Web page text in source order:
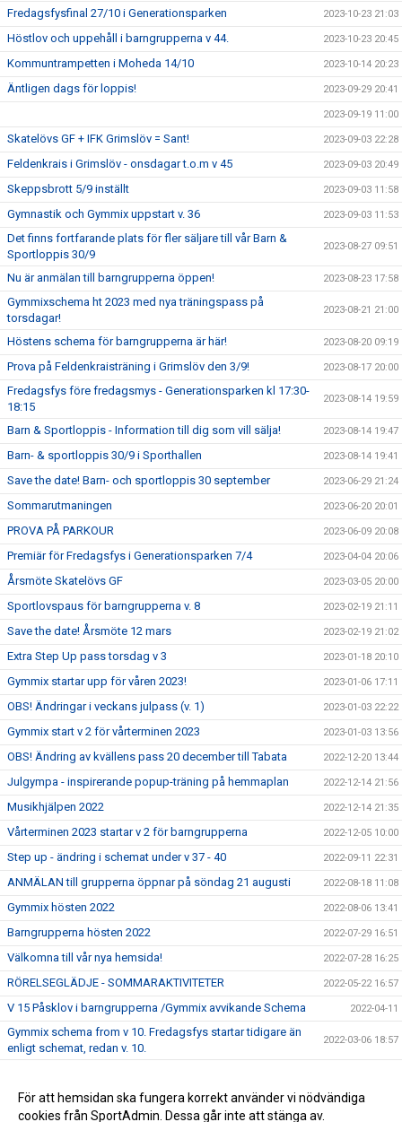
Fredagsfysfinal 27/10 i Generationsparken 2023-10-23 21:03
Höstlov och uppehåll i barngrupperna v 44. 2023-10-23 20:45
Kommuntrampetten i Moheda 14/10 2023-10-14 20:23
Äntligen dags för loppis! 2023-09-29 20:41
2023-09-19 11:00
Skatelövs GF + IFK Grimslöv = Sant! 2023-09-03 22:28
Feldenkrais i Grimslöv - onsdagar t.o.m v 45 2023-09-03 20:49
Skeppsbrott 5/9 inställt 2023-09-03 11:58
Gymnastik och Gymmix uppstart v. 36 2023-09-03 11:53
Det finns fortfarande plats för fler säljare till vår Barn &
Sportloppis 30/9
2023-08-27 09:51
Nu är anmälan till barngrupperna öppen! 2023-08-23 17:58
Gymmixschema ht 2023 med nya träningspass på
torsdagar!
2023-08-21 21:00
Höstens schema för barngrupperna är här! 2023-08-20 09:19
Prova på Feldenkraisträning i Grimslöv den 3/9! 2023-08-17 20:00
Fredagsfys före fredagsmys - Generationsparken kl 17:30-
18:15
2023-08-14 19:59
Barn & Sportloppis - Information till dig som vill sälja! 2023-08-14 19:47
Barn- & sportloppis 30/9 i Sporthallen 2023-08-14 19:41
Save the date! Barn- och sportloppis 30 september 2023-06-29 21:24
Sommarutmaningen 2023-06-20 20:01
PROVA PÅ PARKOUR 2023-06-09 20:08
Premiär för Fredagsfys i Generationsparken 7/4 2023-04-04 20:06
Årsmöte Skatelövs GF 2023-03-05 20:00
Sportlovspaus för barngrupperna v. 8 2023-02-19 21:11
Save the date! Årsmöte 12 mars 2023-02-19 21:02
Extra Step Up pass torsdag v 3 2023-01-18 20:10
Gymmix startar upp för våren 2023! 2023-01-06 17:11
OBS! Ändringar i veckans julpass (v. 1) 2023-01-03 22:22
Gymmix start v 2 för vårterminen 2023 2023-01-03 13:56
OBS! Ändring av kvällens pass 20 december till Tabata 2022-12-20 13:44
Julgympa - inspirerande popup-träning på hemmaplan 2022-12-14 21:56
Musikhjälpen 2022 2022-12-14 21:35
Vårterminen 2023 startar v 2 för barngrupperna 2022-12-05 10:00
Step up - ändring i schemat under v 37 - 40 2022-09-11 22:31
ANMÄLAN till grupperna öppnar på söndag 21 augusti 2022-08-18 11:08
Gymmix hösten 2022 2022-08-06 13:41
Barngrupperna hösten 2022 2022-07-29 16:51
Välkomna till vår nya hemsida! 2022-07-28 16:25
RÖRELSEGLÄDJE - SOMMARAKTIVITETER 2022-05-22 16:57
V 15 Påsklov i barngrupperna /Gymmix avvikande Schema 2022-04-11
Gymmix schema from v 10. Fredagsfys startar tidigare än
enligt schemat, redan v. 10.
2022-03-06 18:57
Folkhögskolan stänger sina lokaler 2022-02-10 19:04
För att hemsidan ska fungera korrekt använder vi nödvändiga
cookies från SportAdmin. Dessa går inte att stänga av.